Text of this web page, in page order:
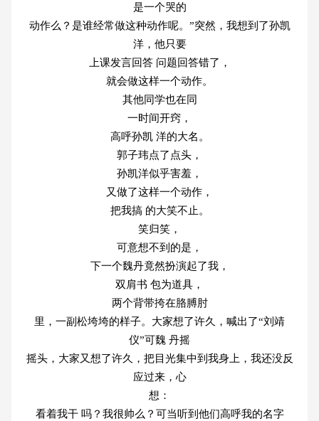
是一个哭的
动作么？是谁经常做这种动作呢。”突然，我想到了孙凯
洋，他只要
上课发言回答 问题回答错了，
就会做这样一个动作。
其他同学也在同
一时间开窍，
高呼孙凯 洋的大名。
郭子玮点了点头，
孙凯洋似乎害羞，
又做了这样一个动作，
把我搞 的大笑不止。
笑归笑，
可意想不到的是，
下一个魏丹竟然扮演起了我，
双肩书 包为道具，
两个背带挎在胳膊肘
里，一副松垮垮的样子。大家想了许久，喊出了“刘靖
仪”可魏 丹摇
摇头，大家又想了许久，把目光集中到我身上，我还没反
应过来，心
想：
看着我干 吗？我很帅么？可当听到他们高呼我的名字